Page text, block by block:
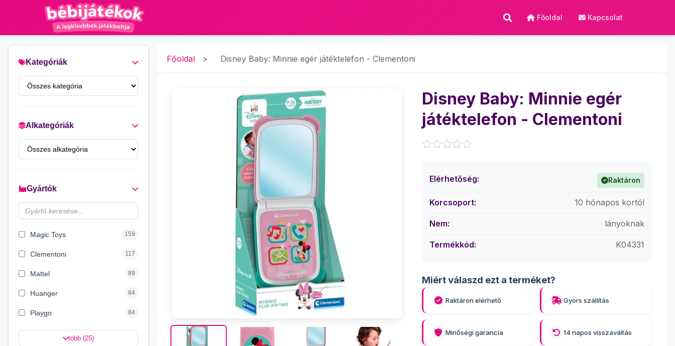
Főoldal Kapcsolat
Kategóriák
Alkategóriák
Gyártók
Magic Toys 159
Clementoni 117
Mattel 89
Huanger 84
Playgo 84
Magyar Gyártó 76
több (25)
Főoldal > Disney Baby: Minnie egér játéktelefon - Clementoni
Disney Baby: Minnie egér
játéktelefon - Clementoni
Elérhetőség: Raktáron
Korcsoport: 10 hónapos kortól
Nem: lányoknak
Termékkód: K04331
Miért válaszd ezt a terméket?
Raktáron elérhető Gyors szállítás
Minőségi garancia 14 napos visszaváltás